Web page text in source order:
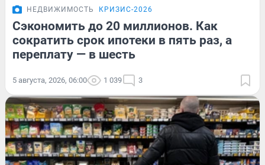
НЕДВИЖИМОСТЬ КРИЗИС-2026
Сэкономить до 20 миллионов. Как
сократить срок ипотеки в пять раз, а
переплату — в шесть
5 августа, 2026, 06:00 1 039 3